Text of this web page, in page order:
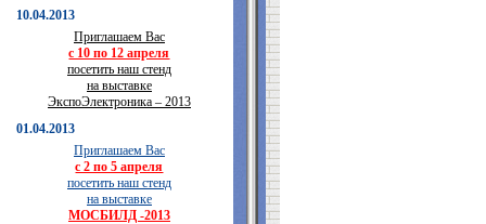
10.04.2013
Приглашаем Вас
с 10 по 12 апреля
посетить наш стенд
на выставке
ЭкспоЭлектроника – 2013
01.04.2013
Приглашаем Вас
с 2 по 5 апреля
посетить наш стенд
на выставке
МОСБИЛД -2013